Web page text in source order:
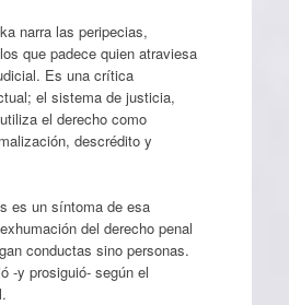
narra las peripecias,
que padece quien atraviesa
Es una crítica
el sistema de justicia,
el derecho como
descrédito y
es un síntoma de esa
del derecho penal
conductas sino personas.
-y prosiguió- según el